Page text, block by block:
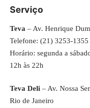
Serviço
Teva – Av. Henrique
Telefone: (21) 3253-1355
Horário: segunda a
12h às 22h
Teva Deli – Av. Nossa
Rio de Janeiro